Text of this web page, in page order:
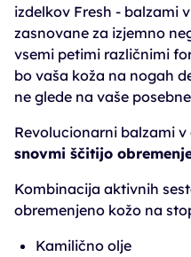
izdelkov Fresh - balzami
zasnovane za izjemno
vsemi petimi različnimi
bo vaša koža na nogah
ne glede na vaše
Revolucionarni balzami v
snovmi ščitijo
Kombinacija aktivnih
obremenjeno kožo na
Kamilično olje